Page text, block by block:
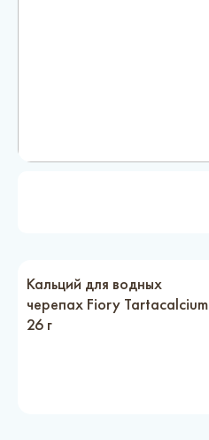
Каталог материалов
О компании
Кальций для водных
черепах Fiory Tartacalcium
26 г